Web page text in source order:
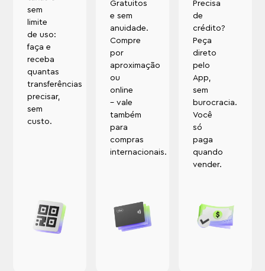
sem
limite
de uso:
faça e
receba
quantas
transferências
precisar,
sem
custo.
Gratuitos
e sem
anuidade.
Compre
por
aproximação
ou
online
– vale
também
para
compras
internacionais.
Precisa
de
crédito?
Peça
direto
pelo
App,
sem
burocracia.
Você
só
paga
quando
vender.